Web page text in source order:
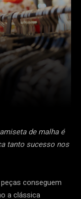
de malha é
tanto sucesso nos
conseguem
a clássica